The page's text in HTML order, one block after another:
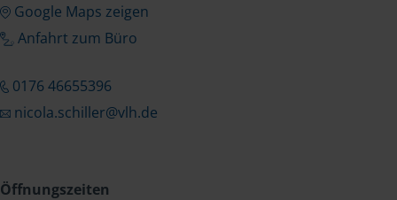
Google Maps zeigen
Anfahrt zum Büro
0176 46655396
nicola.schiller@vlh.de
Öffnungszeiten